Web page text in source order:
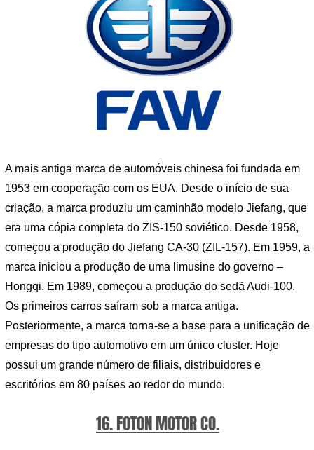
A mais antiga marca de automóveis chinesa foi fundada em
1953 em cooperação com os EUA. Desde o início de sua
criação, a marca produziu um caminhão modelo Jiefang, que
era uma cópia completa do ZIS-150 soviético. Desde 1958,
começou a produção do Jiefang CA-30 (ZIL-157). Em 1959, a
marca iniciou a produção de uma limusine do governo –
Hongqi. Em 1989, começou a produção do sedã Audi-100.
Os primeiros carros saíram sob a marca antiga.
Posteriormente, a marca torna-se a base para a unificação de
empresas do tipo automotivo em um único cluster. Hoje
possui um grande número de filiais, distribuidores e
escritórios em 80 países ao redor do mundo.
16. FOTON MOTOR CO.